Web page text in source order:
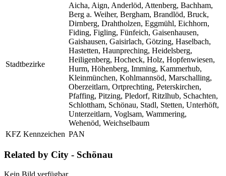
Stadtbezirke
Aicha, Aign, Anderlöd, Attenberg, Bachham,
Berg a. Weiher, Bergham, Brandlöd, Bruck,
Dirnberg, Drahtholzen, Eggmühl, Eichhorn,
Fiding, Figling, Fünfeich, Gaisenhausen,
Gaishausen, Gaisirlach, Götzing, Haselbach,
Hastetten, Haunpreching, Heidelsberg,
Heiligenberg, Hocheck, Holz, Hopfenwiesen,
Hurm, Höhenberg, Imming, Kammerhub,
Kleinmünchen, Kohlmannsöd, Marschalling,
Oberzeitlarn, Ortprechting, Peterskirchen,
Pfaffing, Pitzing, Pledorf, Ritzlhub, Schachten,
Schlottham, Schönau, Stadl, Stetten, Unterhöft,
Unterzeitlarn, Voglsam, Wammering,
Wehenöd, Weichselbaum
KFZ Kennzeichen PAN
Related by City - Schönau
Kein Bild verfügbar